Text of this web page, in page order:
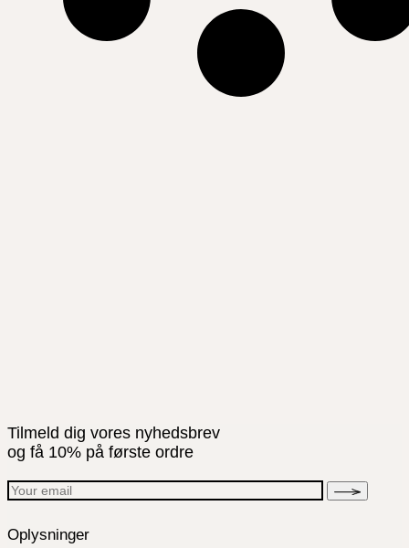
Tilmeld dig vores nyhedsbrev
og få 10% på første ordre
Oplysninger